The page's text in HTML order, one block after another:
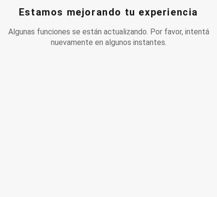
Estamos mejorando tu experiencia
Algunas funciones se están actualizando. Por favor, intentá
nuevamente en algunos instantes.